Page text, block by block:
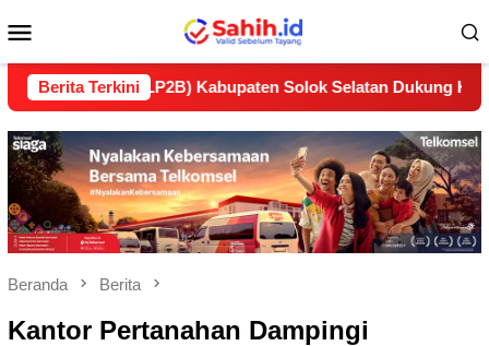
ke
Mobile
Berita Terkini
(LP2B) Kabupaten Solok Selatan Dukung Ketahanan
Beranda Berita
Kantor Pertanahan Dampingi